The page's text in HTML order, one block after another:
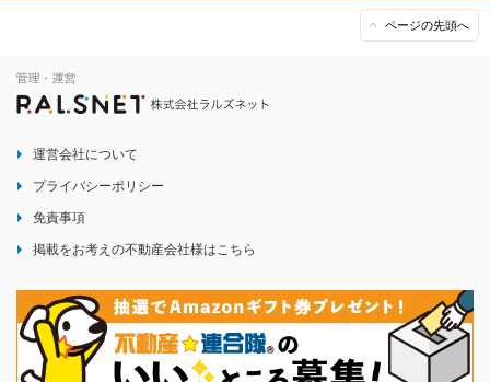
ページの先頭へ
運営会社について
プライバシーポリシー
免責事項
掲載をお考えの不動産会社様はこちら